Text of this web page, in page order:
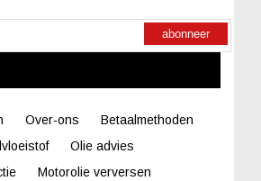
abonneer
Over-ons
Betaalmethoden
Olie advies
Motorolie verversen